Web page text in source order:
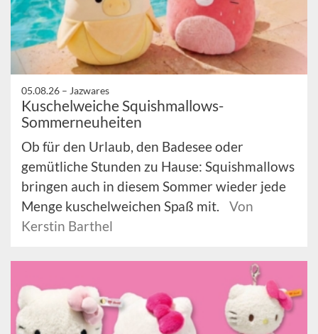
05.08.26 – Jazwares
Kuschelweiche Squishmallows-
Sommerneuheiten
Ob für den Urlaub, den Badesee oder
gemütliche Stunden zu Hause: Squishmallows
bringen auch in diesem Sommer wieder jede
Menge kuschelweichen Spaß mit.
Von
Kerstin Barthel